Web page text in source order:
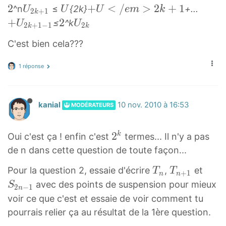
k
+
}
2
k
1
}
2
k
1
2
}
{
2
k
+
1
{
2
k
+
{
k
U
_
{
k
}
−
1
U
_
+
1
}
−
+
-
1
}
{
^
2
2
2^nU
2
+
1
U
{
2
+
1
}
U2k+1 ≤ U
U
U{2k}+
U
2
k
1
+
U
<
/
e
m
+U < /em > 2k + 1+...
_
2
k
+
1
-
+U2k+1−1 ≤2
2^kU
k
2
k
U2k
C'est bien cela???
1 réponse
kanial MODÉRATEURS 10 nov. 2010 à 16:53
Oui c'est ça ! enfin c'est 2
k
^
k
2k termes... Il n'y a pas
de n dans cette question de toute façon...
Pour la question 2, essaie d'écrire T
n
T
_
T n ,T
n
+
1
Tn+1 et
2
−
S2n−1 avec des points de suspension pour mieux
voir ce que c'est et essaie de voir comment tu
pourrais relier ça au résultat de la 1ère question.